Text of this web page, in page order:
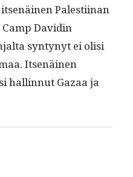
Palesti­inan
Davidin
syn­tynyt ei olisi
Itsenäi­nen
hallinnut Gazaa ja